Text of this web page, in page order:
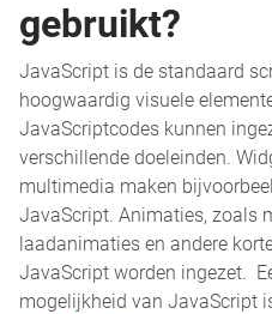
gebruikt?
JavaScript is de standaard
hoogwaardig visuele
JavaScriptcodes kunnen
verschillende doeleinden.
multimedia maken
JavaScript. Animaties, zoals
laadanimaties en andere
JavaScript worden ingezet.
mogelijkheid van JavaScript